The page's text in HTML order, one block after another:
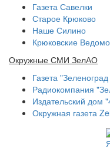
Газета Савелки
Старое Крюково
Наше Силино
Крюковские
Окружные СМИ ЗелАО
Газета
Радиокомпания
Издательский дом
Окружная газета